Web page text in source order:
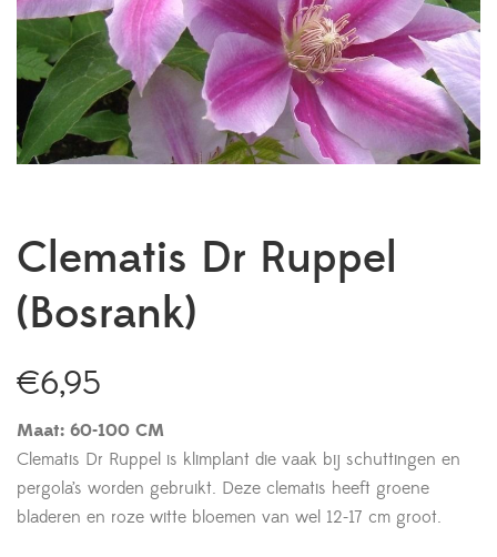
Clematis Dr Ruppel
(Bosrank)
€6,95
Maat: 60-100 CM
Clematis Dr Ruppel is klimplant die vaak bij schuttingen en
pergola’s worden gebruikt. Deze clematis heeft groene
bladeren en roze witte bloemen van wel 12-17 cm groot.